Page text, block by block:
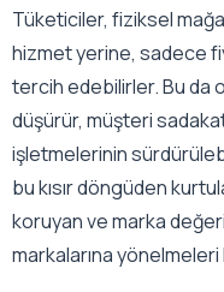
Tüketiciler, fiziksel
hizmet yerine, sadece
tercih edebilirler. Bu da
düşürür, müşteri
işletmelerinin
bu kısır döngüden
koruyan ve marka
markalarına yönelmeleri